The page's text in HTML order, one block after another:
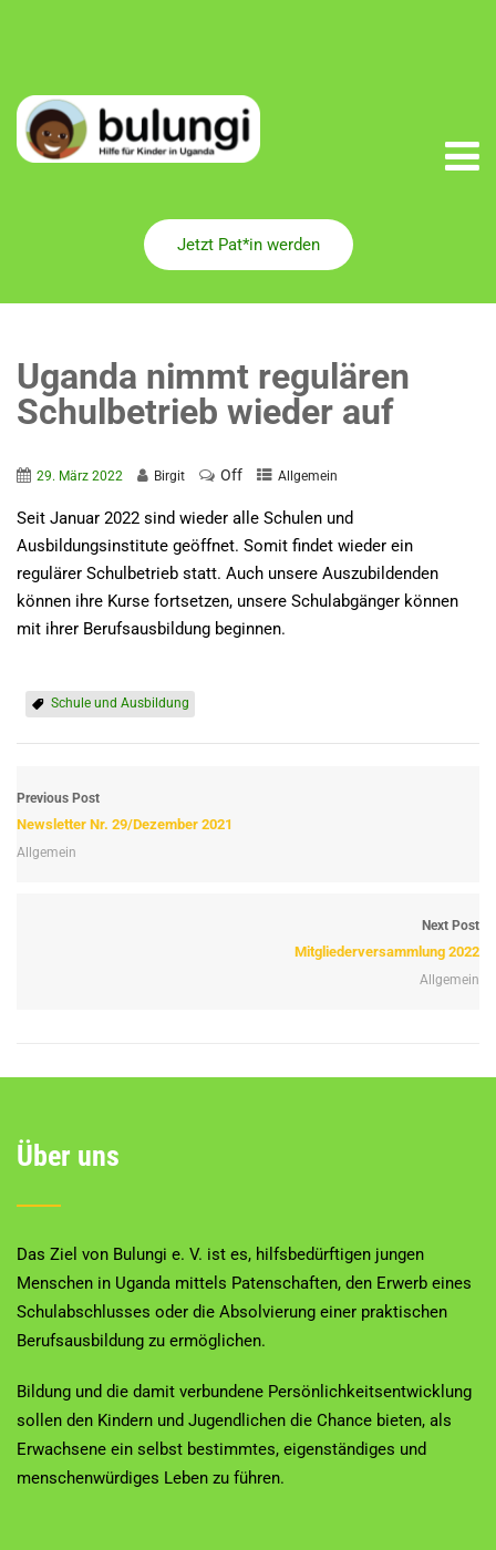
Jetzt Pat*in werden
Uganda nimmt regulären
Schulbetrieb wieder auf
29. März 2022 Birgit Off Allgemein
Seit Januar 2022 sind wieder alle Schulen und
Ausbildungsinstitute geöffnet. Somit findet wieder ein
regulärer Schulbetrieb statt. Auch unsere Auszubildenden
können ihre Kurse fortsetzen, unsere Schulabgänger können
mit ihrer Berufsausbildung beginnen.
Schule und Ausbildung
Previous Post
Newsletter Nr. 29/Dezember 2021
Allgemein
Next Post
Mitgliederversammlung 2022
Allgemein
Über uns
Das Ziel von Bulungi e. V. ist es, hilfsbedürftigen jungen
Menschen in Uganda mittels Patenschaften, den Erwerb eines
Schulabschlusses oder die Absolvierung einer praktischen
Berufsausbildung zu ermöglichen.
Bildung und die damit verbundene Persönlichkeitsentwicklung
sollen den Kindern und Jugendlichen die Chance bieten, als
Erwachsene ein selbst bestimmtes, eigenständiges und
menschenwürdiges Leben zu führen.